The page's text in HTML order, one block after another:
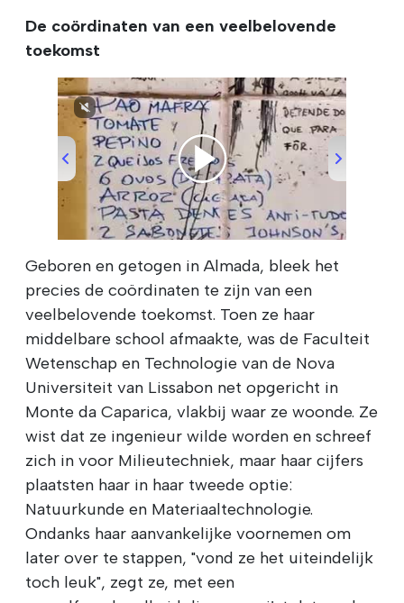
De coördinaten van een veelbelovende
toekomst
00:00/00:22
Geboren en getogen in Almada, bleek het
precies de coördinaten te zijn van een
veelbelovende toekomst. Toen ze haar
middelbare school afmaakte, was de Faculteit
Wetenschap en Technologie van de Nova
Universiteit van Lissabon net opgericht in
Monte da Caparica, vlakbij waar ze woonde. Ze
wist dat ze ingenieur wilde worden en schreef
zich in voor Milieutechniek, maar haar cijfers
plaatsten haar in haar tweede optie:
Natuurkunde en Materiaaltechnologie.
Ondanks haar aanvankelijke voornemen om
later over te stappen, "vond ze het uiteindelijk
toch leuk", zegt ze, met een